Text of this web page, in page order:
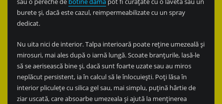
burete și, dacă este cazul, reimpermeabilizate cu un spray
dedicat.
Nu uita nici de interior. Talpa interioară poate reține umezeală și
mirosuri, mai ales după o iarnă lungă. Scoate branțurile, lasă-le
să se aerisească bine și, dacă sunt foarte uzate sau au miros
neplăcut persistent, ia în calcul să le înlocuiești. Poți lăsa în
interior pliculețe cu silica gel sau, mai simplu, puțină hârtie de
ziar uscată, care absoarbe umezeala și ajută la menținerea